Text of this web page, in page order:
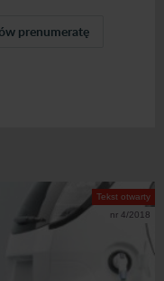
prenumeratę
Tekst otwarty
nr 4/2018